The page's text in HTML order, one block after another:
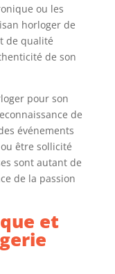
ou les
horloger de
de qualité
de son
pour son
de
événements
être sollicité
sont autant de
de la passion
et